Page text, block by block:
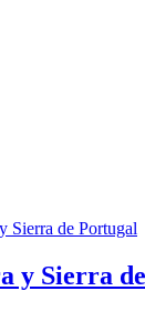
Sierra de Portugal
y Sierra